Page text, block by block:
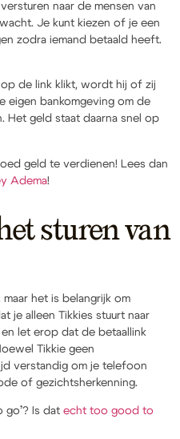
naar de mensen van
Je kunt kiezen of je een
zodra iemand betaald heeft.
de link klikt, wordt hij of zij
eigen bankomgeving om de
Het geld staat daarna snel op
geld te verdienen! Lees dan
Adema!
sturen van
het is belangrijk om
je alleen Tikkies stuurt naar
let erop dat de betaallink
Tikkie geen
verstandig om je telefoon
of gezichtsherkenning.
go’? Is dat echt too good to